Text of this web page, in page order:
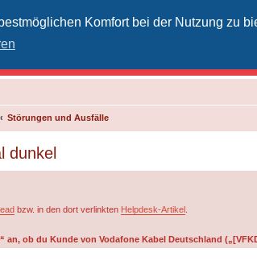
Komfort bei der Nutzung zu
Störungen und Ausfälle
dunkel
bzw. in den dort verlinkten Helpdesk-Artikel
ob du Kunde von Vodafone Kabel Deutschland